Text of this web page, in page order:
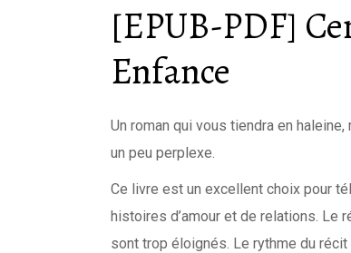
[EPUB-PDF]
Enfance
Un roman qui vous tiendra en
un peu perplexe.
Ce livre est un excellent choix pour
histoires d’amour et de relations. Le
sont trop éloignés. Le rythme du